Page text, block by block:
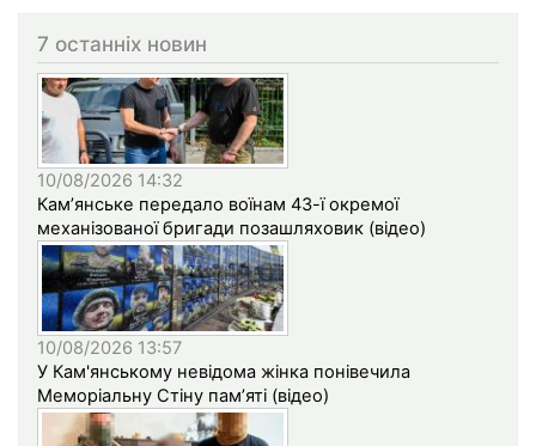
7 останніх новин
10/08/2026 14:32
Кам’янське передало воїнам 43-ї окремої
механізованої бригади позашляховик (відео)
10/08/2026 13:57
У Кам'янському невідома жінка понівечила
Меморіальну Стіну пам’яті (відео)